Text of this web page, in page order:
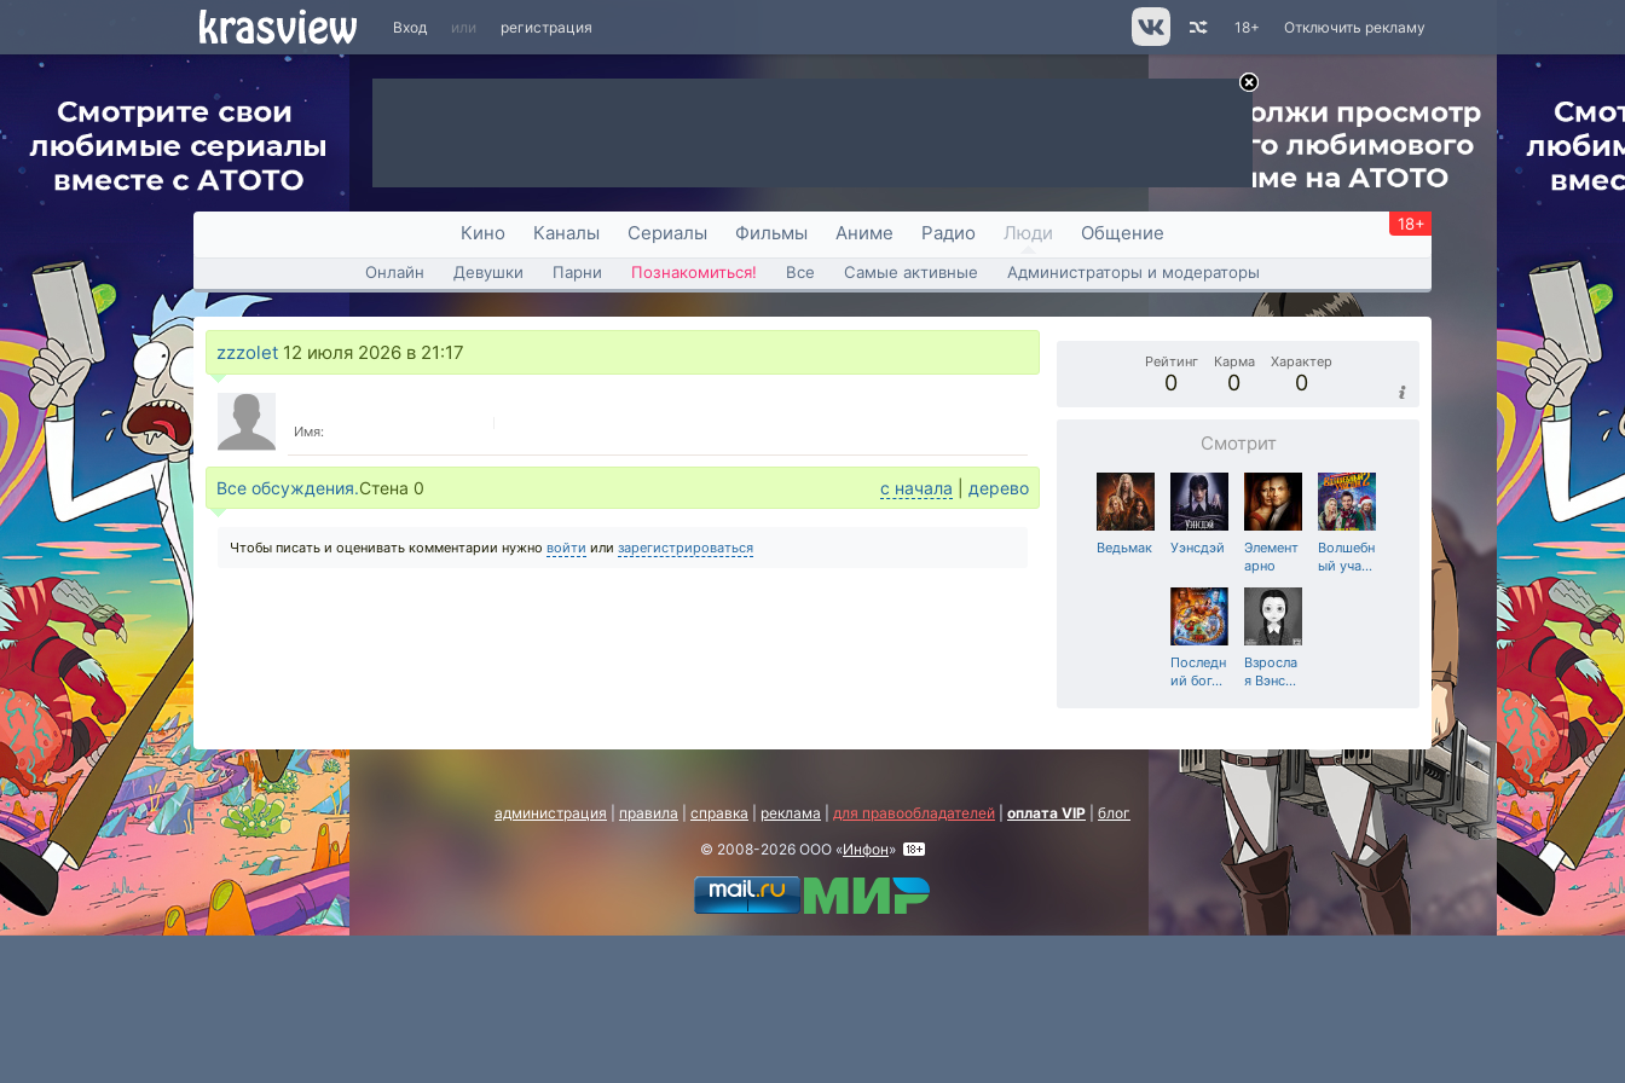
Вход или регистрация Отключить рекламу
18+
Кино Каналы Сериалы Фильмы Аниме Радио Люди Общение 18+
Онлайн Девушки Парни Познакомиться! Все Самые активные Администраторы и модераторы
zzzolet 12 июля 2026 в 21:17
Имя:
Все обсуждения.Стена 0 с начала дерево
Чтобы писать и оценивать комментарии нужно войти или зарегистрироваться
Рейтинг
0
Карма
0
Характер
0
Смотрит
Ведьмак Уэнсдэй
Элемент
арно
Волшебн
ый уча…
Последн
ий бог…
Взросла
я Вэнс…
администрация правила справка реклама для правообладателей оплата VIP
блог
© 2008-2026 ООО «Инфон»